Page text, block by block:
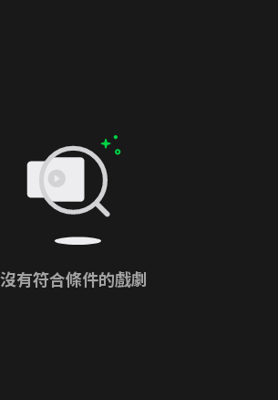
沒有符合條件的戲劇